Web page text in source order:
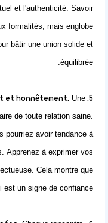
et l'authenticité. Savoir
formalités, mais englobe
bâtir une union solide et
équilibrée.
5. Communiquez ouvertement et honnêtement.
Une
de toute relation saine.
pourriez avoir tendance à
Apprenez à exprimer vos
Cela montre que
un signe de confiance.